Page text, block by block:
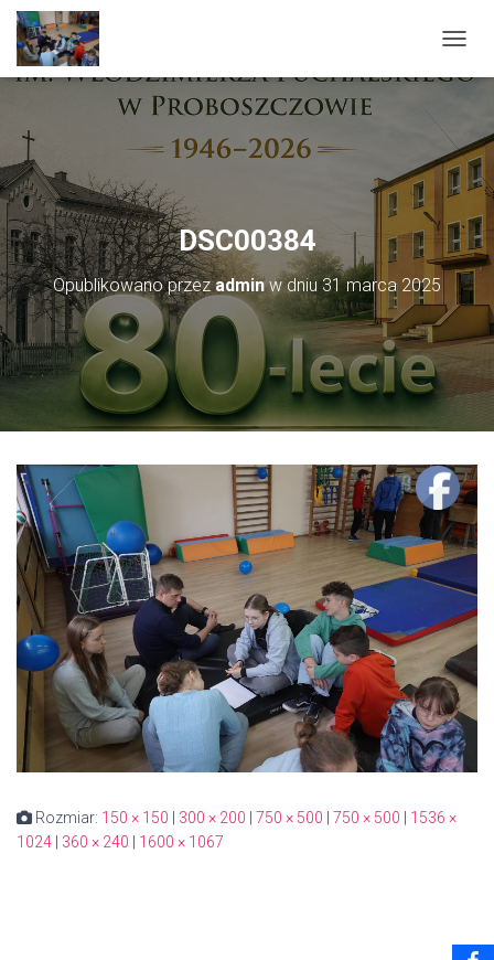
DSC00384
Opublikowano przezadminw dniu31 marca 2025
Rozmiar: 150 × 150 300 × 200 750 × 500 750 × 500
1536 ×
1024
360 × 240 1600 × 1067